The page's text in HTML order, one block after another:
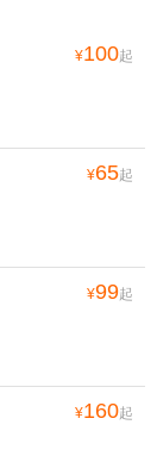
¥100起
¥65起
¥99起
¥160起